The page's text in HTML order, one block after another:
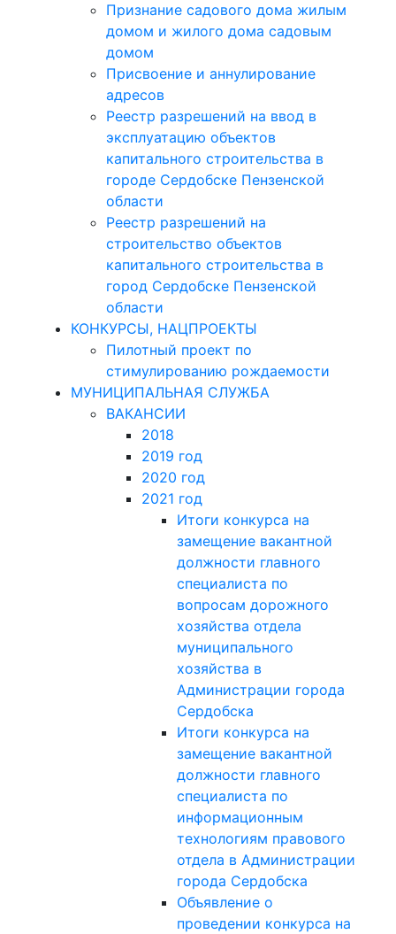
Признание садового дома жилым
домом и жилого дома садовым
домом
Присвоение и аннулирование
адресов
Реестр разрешений на ввод в
эксплуатацию объектов
капитального строительства в
городе Сердобске Пензенской
области
Реестр разрешений на
строительство объектов
капитального строительства в
город Сердобске Пензенской
области
КОНКУРСЫ, НАЦПРОЕКТЫ
Пилотный проект по
стимулированию рождаемости
МУНИЦИПАЛЬНАЯ СЛУЖБА
ВАКАНСИИ
2018
2019 год
2020 год
2021 год
Итоги конкурса на
замещение вакантной
должности главного
специалиста по
вопросам дорожного
хозяйства отдела
муниципального
хозяйства в
Администрации города
Сердобска
Итоги конкурса на
замещение вакантной
должности главного
специалиста по
информационным
технологиям правового
отдела в Администрации
города Сердобска
Объявление о
проведении конкурса на